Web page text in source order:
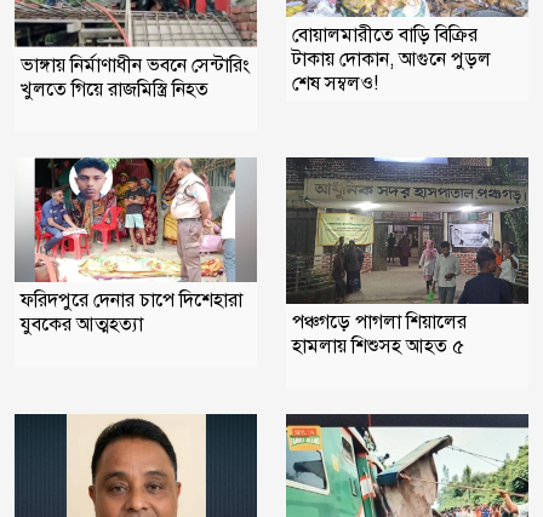
ভাঙ্গায় নির্মাণাধীন ভবনে সেন্টারিং
খুলতে গিয়ে রাজমিস্ত্রি নিহত
বোয়ালমারীতে বাড়ি বিক্রির
টাকায় দোকান, আগুনে পুড়ল
শেষ সম্বলও!
ফরিদপুরে দেনার চাপে দিশেহারা
যুবকের আত্মহত্যা
পঞ্চগড়ে পাগলা শিয়ালের
হামলায় শিশুসহ আহত ৫